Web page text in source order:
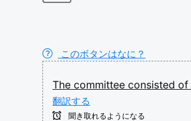
このボタンはなに？
The committee consisted of
翻訳する
聞き取れるようになる